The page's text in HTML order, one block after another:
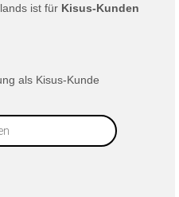
ist für Kisus-Kunden
als Kisus-Kunde